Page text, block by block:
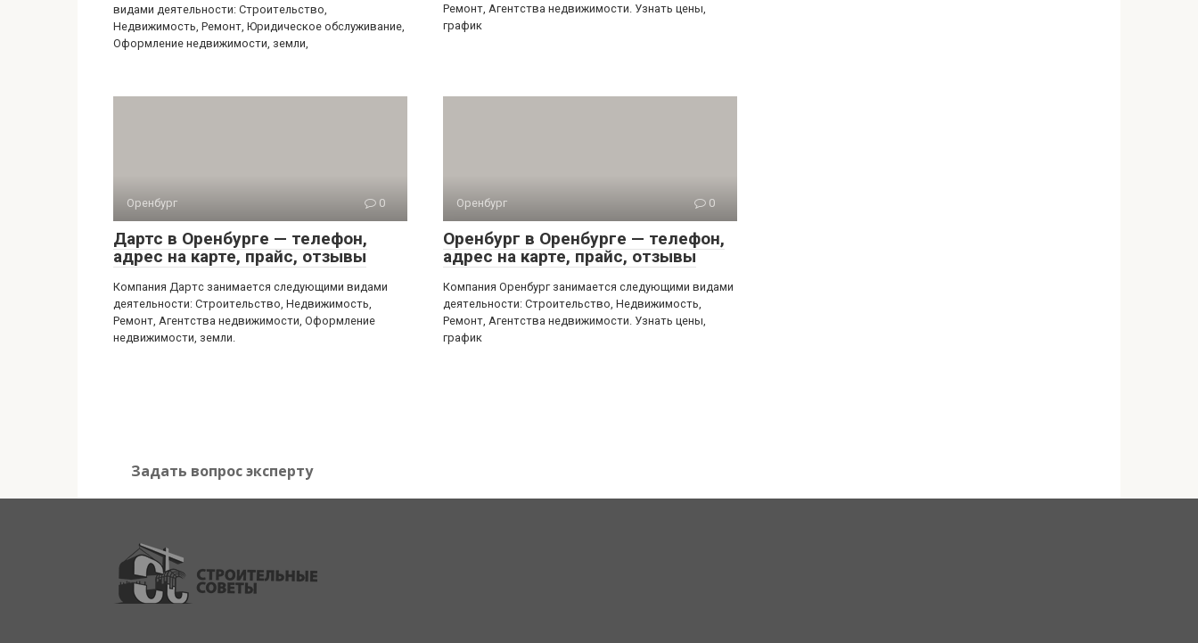
видами деятельности: Строительство,
Недвижимость, Ремонт, Юридическое обслуживание,
Оформление недвижимости, земли,
Ремонт, Агентства недвижимости. Узнать цены,
график
Оренбург 0
Дартс в Оренбурге — телефон,
адрес на карте, прайс, отзывы
Компания Дартс занимается следующими видами
деятельности: Строительство, Недвижимость,
Ремонт, Агентства недвижимости, Оформление
недвижимости, земли.
Оренбург 0
Оренбург в Оренбурге — телефон,
адрес на карте, прайс, отзывы
Компания Оренбург занимается следующими видами
деятельности: Строительство, Недвижимость,
Ремонт, Агентства недвижимости. Узнать цены,
график
Задать вопрос эксперту